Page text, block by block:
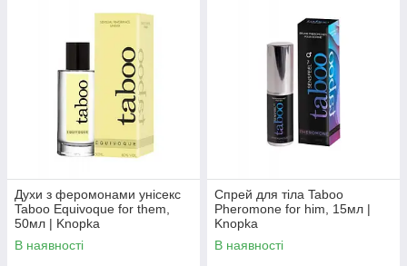
Духи з феромонами унісекс
Taboo Equivoque for them,
50мл | Knopka
В наявності
Спрей для тіла Taboo
Pheromone for him, 15мл |
Knopka
В наявності